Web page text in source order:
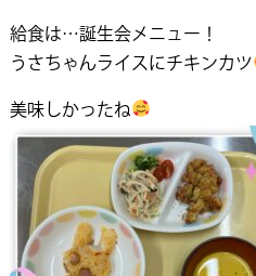
給食は…誕生会メニュー！
うさちゃんライスにチキンカツ
美味しかったね